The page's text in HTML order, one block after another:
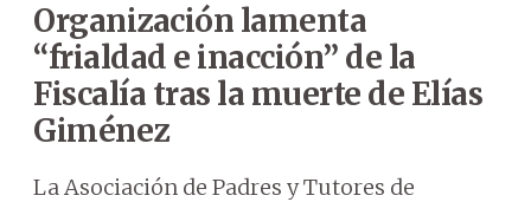
Organización lamenta
“frialdad e inacción” de la
Fiscalía tras la muerte de Elías
Giménez
La Asociación de Padres y Tutores de